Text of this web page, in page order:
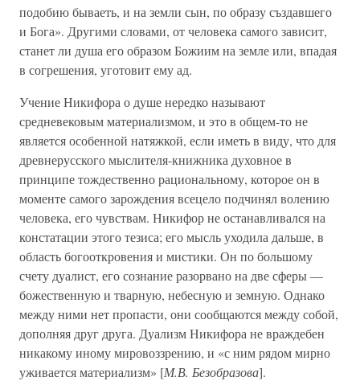
подобию бываеть, и на земли сын, по образу създавшего
и Бога». Другими словами, от человека самого зависит,
станет ли душа его образом Божиим на земле или, впадая
в согрешения, уготовит ему ад.
Учение Никифора о душе нередко называют
средневековым материализмом, и это в общем-то не
является особенной натяжкой, если иметь в виду, что для
древнерусского мыслителя-книжника духовное в
принципе тождественно рациональному, которое он в
моменте самого зарождения всецело подчинял волению
человека, его чувствам. Никифор не останавливался на
констатации этого тезиса; его мысль уходила дальше, в
область богооткровения и мистики. Он по большому
счету дуалист, его сознание разорвано на две сферы —
божественную и тварную, небесную и земную. Однако
между ними нет пропасти, они сообщаются между собой,
дополняя друг друга. Дуализм Никифора не враждебен
никакому иному мировоззрению, и «с ним рядом мирно
уживается материализм» [М.В. Безобразова].